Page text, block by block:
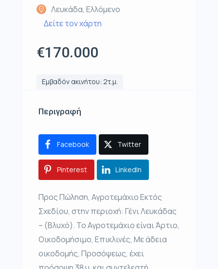
Λευκάδα, Ελλόμενο
Δείτε τον χάρτη
€170.000
Εμβαδόν ακινήτου: 2τ.μ.
Περιγραφή
Facebook Twitter
Pinterest LinkedIn
Προς Πώληση, Αγροτεμάχιο Εκτός
Σχεδίου, στην περιοχή: Γένι Λευκάδας
– (Βλυχό). Το Αγροτεμάχιο είναι Άρτιο,
Οικοδομήσιμο, Επικλινές, Με άδεια
οικοδομής, Προσόψεως, έχει